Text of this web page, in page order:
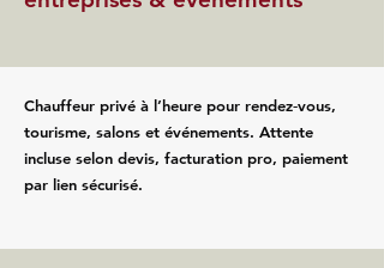
Chauffeur privé à l’heure pour rendez‑vous,
tourisme, salons et événements. Attente
incluse selon devis, facturation pro, paiement
par lien sécurisé.